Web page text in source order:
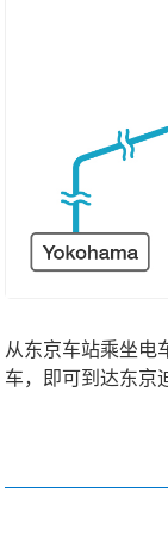
从东京车站乘坐电
车，即可到达东京